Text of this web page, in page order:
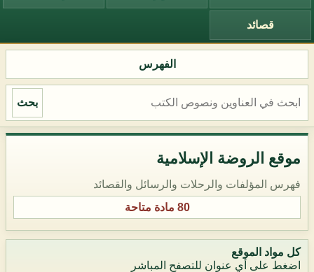
قصائد
الفهرس
بحث
موقع الروضة الإسلامية
فهرس المؤلفات والرحلات والرسائل والقصائد
80 مادة متاحة
كل مواد الموقع
اضغط على أي عنوان للتصفح المباشر